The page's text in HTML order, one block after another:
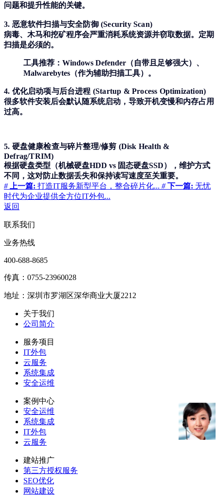
问题和提升性能的关键。
3. 恶意软件扫描与安全防御 (Security Scan)
病毒、木马和挖矿程序会严重消耗系统资源并窃取数据。定期
扫描是必须的。
工具推荐 ：Windows Defender（自带且足够强大）、
Malwarebytes（作为辅助扫描工具）。
4. 优化启动项与后台进程 (Startup & Process Optimization)
很多软件安装后会默认随系统启动，导致开机变慢和内存占用
过高。
5. 硬盘健康检查与碎片整理/修剪 (Disk Health &
Defrag/TRIM)
根据硬盘类型（机械硬盘HDD vs 固态硬盘SSD），维护方式
不同，这对防止数据丢失和保持读写速度至关重要。
# 上一篇: 打造IT服务新型平台，整合碎片化... # 下一篇: 无忧
时代为企业提供全方位IT外包...
返回
联系我们
业务热线
400-688-8685
传真：0755-23960028
地址：深圳市罗湖区深华商业大厦2212
关于我们
公司简介
服务项目
IT外包
云服务
系统集成
安全运维
案例中心
安全运维
系统集成
IT外包
云服务
建站推广
第三方授权服务
SEO优化
网站建设